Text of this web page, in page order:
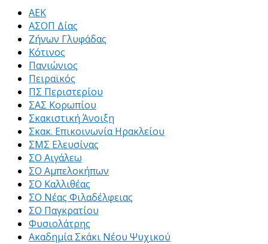
ΑΕΚ
ΑΣΟΠ Δίας
Ζήνων Γλυφάδας
Κότινος
Πανιώνιος
Πειραϊκός
ΠΣ Περιστερίου
ΣΑΣ Κορωπίου
Σκακιστική Άνοιξη
Σκακ. Επικοινωνία Ηρακλείου
ΣΜΣ Ελευσίνας
ΣΟ Αιγάλεω
ΣΟ Αμπελοκήπων
ΣΟ Καλλιθέας
ΣΟ Νέας Φιλαδέλφειας
ΣΟ Παγκρατίου
Φυσιολάτρης
Ακαδημία Σκάκι Νέου Ψυχικού